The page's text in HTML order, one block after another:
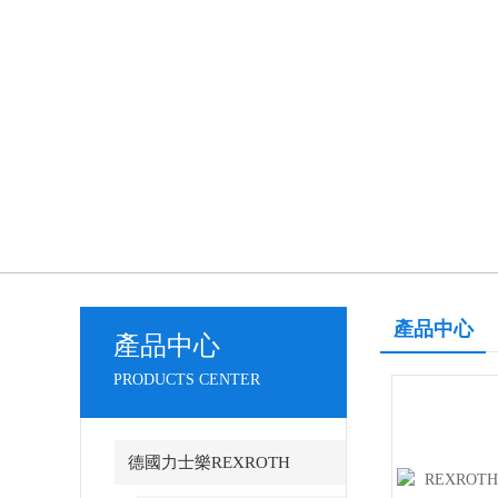
產品中心
PRODUCTS CENTER
德國力士樂REXROTH
產品中心